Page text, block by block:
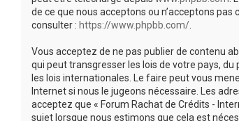
de ce que nous acceptons ou n’acceptons
consulter : https://www.phpbb.com/
Vous acceptez de ne pas publier de contenu
qui peut transgresser les lois de votre pays,
les lois internationales. Le faire peut vous
Internet si nous le jugeons nécessaire. Les
acceptez que « Forum Rachat de Crédits -
sujet lorsque nous estimons que cela est